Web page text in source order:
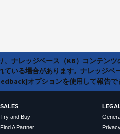
ナレッジベース（KB）コンテン
いる場合があります。ナレッジ
オプションを使用して報告で
SALES
Try and Buy
Find A Partner
LEGAL